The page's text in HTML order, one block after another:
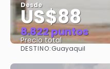
Desde
US$88
8.822 puntos
Precio total
DESTINO:Guayaquil